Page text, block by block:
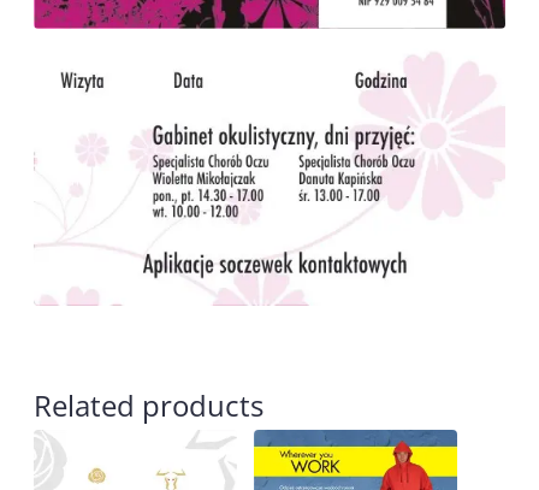
Related products